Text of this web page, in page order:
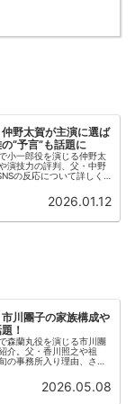
仲野太賀が主演に選ば
“予言”も話題に
小一郎役を演じる仲野太
演技力の評判、父・中野
の反応について詳しく
2026.01.12
市川團子の家族構成や
！
森蘭丸役を演じる市川團
介。父・香川照之や祖
の事務所入り理由、さら
2026.05.08